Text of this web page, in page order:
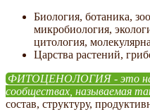
Биология, ботаника,
микробиология,
цитология,
Царства растений,
ФИТОЦЕНОЛОГИЯ - это
сообществах, называемая
состав, структуру,